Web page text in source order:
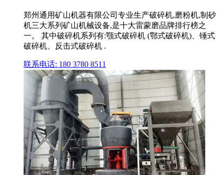
郑州通用矿山机器有限公司专业生产破碎机,磨粉机,制砂
机三大系列矿山机械设备,是十大雷蒙磨品牌排行榜之
一。 其中破碎机系列有:颚式破碎机 (鄂式破碎机)、锤式
破碎机、反击式破碎机 .
联系电话: 180 3780 8511